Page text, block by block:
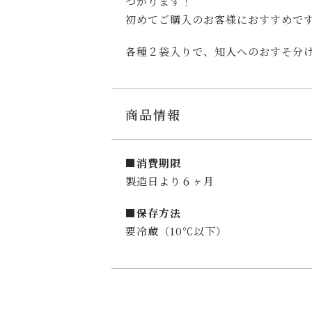
初めてご購入のお客様におすすめで
各種２袋入りで、知人へのおすそ分
商品情報
■消費期限
製造日より６ヶ月
■保存方法
要冷蔵（10℃以下）